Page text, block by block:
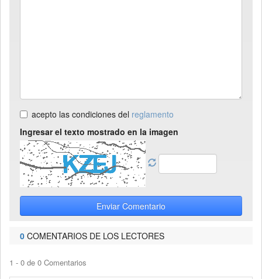
acepto las condiciones del reglamento
Ingresar el texto mostrado en la imagen
Enviar Comentario
0 COMENTARIOS DE LOS LECTORES
1 - 0 de 0 Comentarios